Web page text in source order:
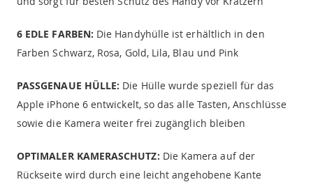
6 EDLE FARBEN: Die Handyhülle ist erhältlich in den
Farben Schwarz, Rosa, Gold, Lila, Blau und Pink
PASSGENAUE HÜLLE: Die Hülle wurde speziell für das
Apple iPhone 6 entwickelt, so das alle Tasten, Anschlüsse
sowie die Kamera weiter frei zugänglich bleiben
OPTIMALER KAMERASCHUTZ: Die Kamera auf der
Rückseite wird durch eine leicht angehobene Kante